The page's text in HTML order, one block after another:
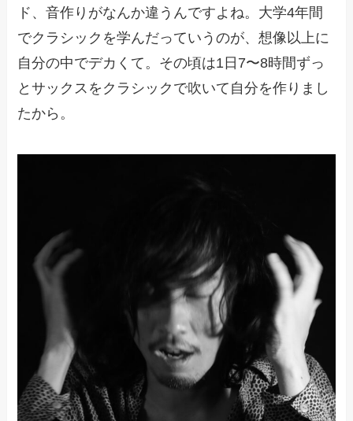
ド、音作りがなんか違うんですよね。大学4年間
でクラシックを学んだっていうのが、想像以上に
自分の中でデカくて。その頃は1日7〜8時間ずっ
とサックスをクラシックで吹いて自分を作りまし
たから。